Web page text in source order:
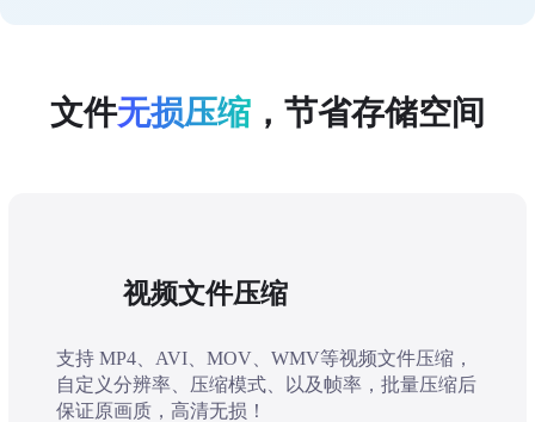
文件无损压缩 ，节省存储空间
视频文件压缩
支持 MP4、AVI、MOV、WMV等视频文件压缩，
自定义分辨率、压缩模式、以及帧率，批量压缩后
保证原画质，高清无损！